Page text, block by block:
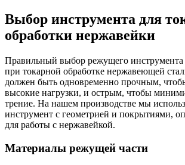
Выбор инструмента для
обработки нержавейки
Правильный выбор режущего
при токарной обработке нержавеющей
должен быть одновременно прочным,
высокие нагрузки, и острым, чтобы
трение. На нашем производстве мы
инструмент с геометрией и покрытиями,
для работы с нержавейкой.
Материалы режущей части